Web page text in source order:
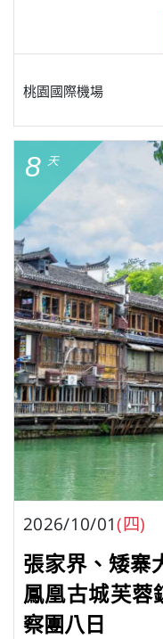
桃園國際機場
8 天
2026/10/01(四)
張家界、矮寨
鳳凰古城芙蓉
察團八日